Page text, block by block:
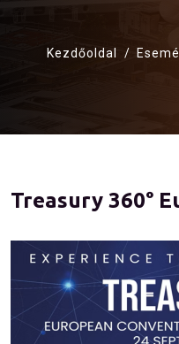
Kezdőoldal
Treasury 360°